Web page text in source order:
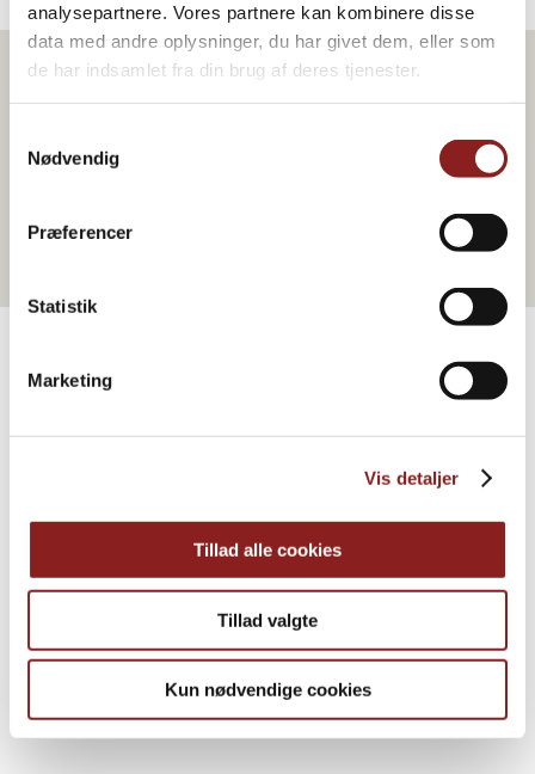
analysepartnere. Vores partnere kan kombinere disse
data med andre oplysninger, du har givet dem, eller som
de har indsamlet fra din brug af deres tjenester.
Nødvendig
Præferencer
Statistik
Marketing
Vis detaljer
Tillad alle cookies
Tillad valgte
Kun nødvendige cookies
Professionel inspiration